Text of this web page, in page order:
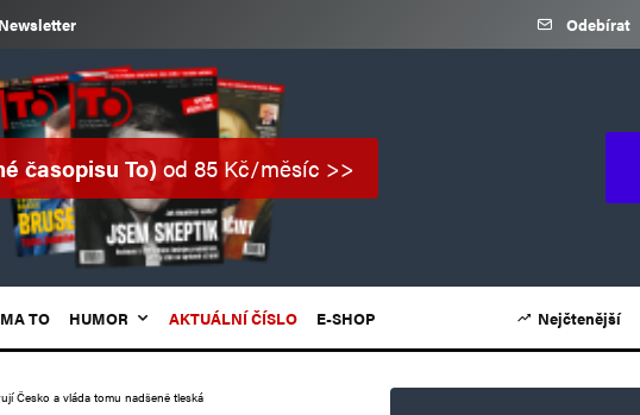
Newsletter Odebírat
časopisu To)od 85 Kč/měsíc >>
TO HUMOR AKTUÁLNÍ ČÍSLO E-SHOP Nejčtenější
Česko a vláda tomu nadšeně tleská